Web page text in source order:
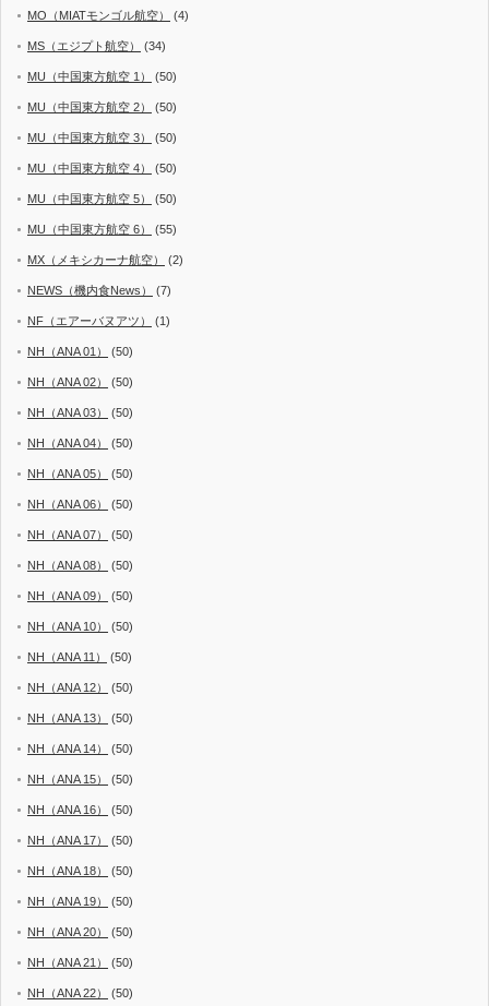
MO（MIATモンゴル航空） (4)
MS（エジプト航空） (34)
MU（中国東方航空 1） (50)
MU（中国東方航空 2） (50)
MU（中国東方航空 3） (50)
MU（中国東方航空 4） (50)
MU（中国東方航空 5） (50)
MU（中国東方航空 6） (55)
MX（メキシカーナ航空） (2)
NEWS（機内食News） (7)
NF（エアーバヌアツ） (1)
NH（ANA 01） (50)
NH（ANA 02） (50)
NH（ANA 03） (50)
NH（ANA 04） (50)
NH（ANA 05） (50)
NH（ANA 06） (50)
NH（ANA 07） (50)
NH（ANA 08） (50)
NH（ANA 09） (50)
NH（ANA 10） (50)
NH（ANA 11） (50)
NH（ANA 12） (50)
NH（ANA 13） (50)
NH（ANA 14） (50)
NH（ANA 15） (50)
NH（ANA 16） (50)
NH（ANA 17） (50)
NH（ANA 18） (50)
NH（ANA 19） (50)
NH（ANA 20） (50)
NH（ANA 21） (50)
NH（ANA 22） (50)